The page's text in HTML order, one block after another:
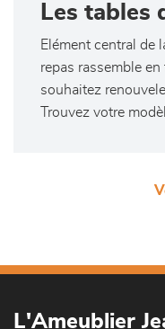
Les tables
Elément central de
repas rassemble
souhaitez
Trouvez votre
au design
en bois massif
Une large
L'Ameublier